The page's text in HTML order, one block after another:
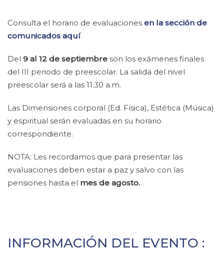
Consulta el horario de evaluaciones en la sección de
comunicados aquí
Del 9 al 12 de septiembre son los exámenes finales
del III periodo de preescolar. La salida del nivel
preescolar será a las 11:30 a.m.
Las Dimensiones corporal (Ed. Física), Estética (Música)
y espiritual serán evaluadas en su horario
correspondiente.
NOTA: Les recordamos que para presentar las
evaluaciones deben estar a paz y salvo con las
pensiones hasta el mes de agosto.
INFORMACIÓN DEL EVENTO :